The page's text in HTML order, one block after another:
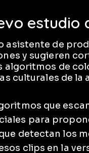
estudio
asistente de
y sugieren
algoritmos de
culturales de la
que
para
detectan los
clips en la